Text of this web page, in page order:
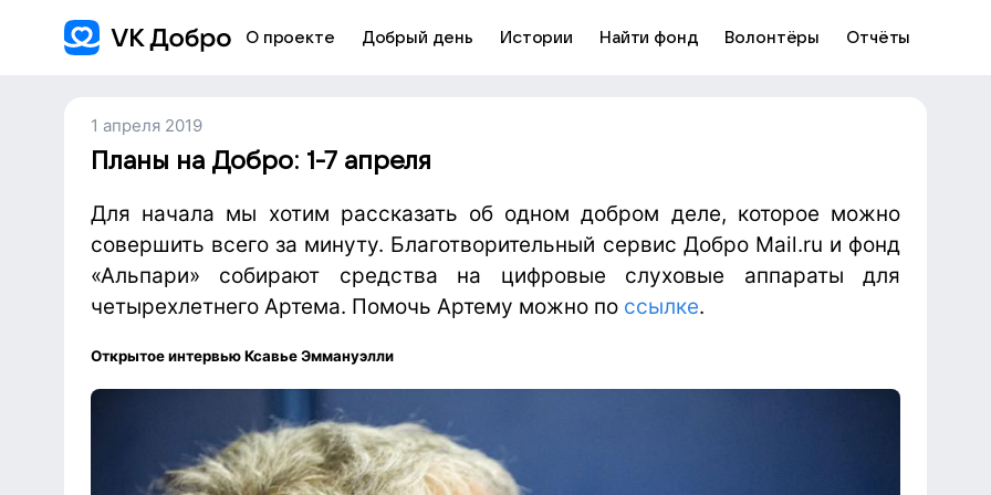
О проекте Добрый день Истории Найти фонд Волонтёры Отчёты
1 апреля 2019
Планы на Добро: 1-7 апреля
Для начала мы хотим рассказать об одном добром деле, которое можно
совершить всего за минуту. Благотворительный сервис Добро Mail.ru и фонд
«Альпари» собирают средства на цифровые слуховые аппараты для
четырехлетнего Артема. Помочь Артему можно по ссылке.
Открытое интервью Ксавье Эммануэлли